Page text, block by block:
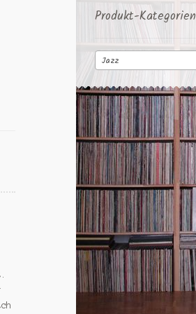
Produkt-Kategorien
Jazz